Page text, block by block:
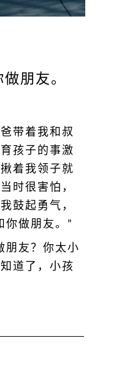
朋友。
带着我和叔
孩子的事激
着我领子就
时很害怕，
鼓起勇气，
你做朋友。”
朋友？你太小
道了，小孩